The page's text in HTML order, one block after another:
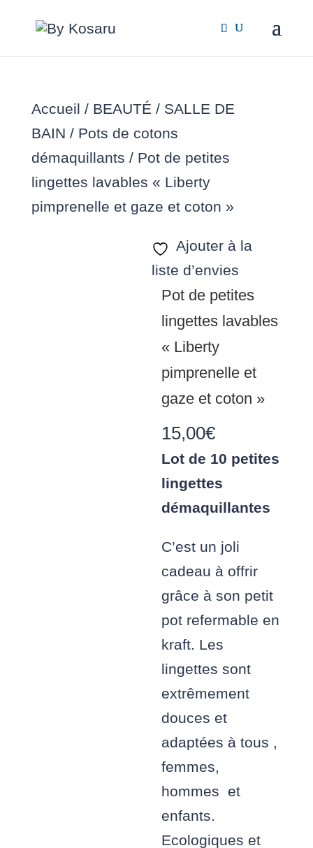
Accueil / BEAUTÉ / SALLE DE
BAIN / Pots de cotons
démaquillants / Pot de petites
lingettes lavables « Liberty
pimprenelle et gaze et coton »
Ajouter à la
liste d’envies
Pot de petites
lingettes lavables
« Liberty
pimprenelle et
gaze et coton »
15,00€
Lot de 10 petites
lingettes
démaquillantes
C’est un joli
cadeau à offrir
grâce à son petit
pot refermable en
kraft. Les
lingettes sont
extrêmement
douces et
adaptées à tous ,
femmes,
hommes et
enfants.
Ecologiques et